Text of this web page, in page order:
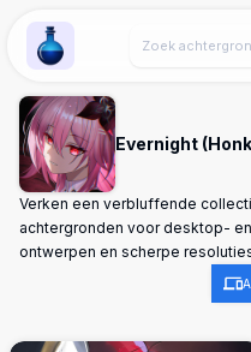
Wallpaper Alchemy
Evernight
Verken een verbluffende
achtergronden voor desktop-
ontwerpen en scherpe